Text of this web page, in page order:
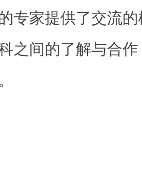
专家提供了交流
之间的了解与合